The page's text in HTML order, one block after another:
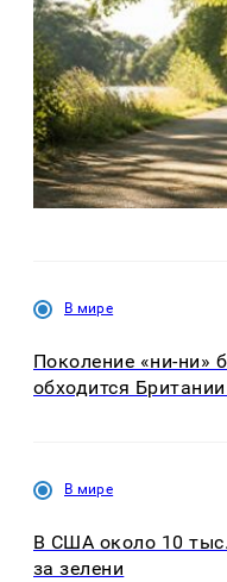
В мире
Поколение «ни-ни»
обходится
В мире
В США около 10
за зелени